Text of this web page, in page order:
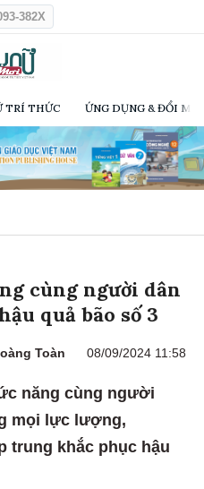
382X
TRÍ THỨC ỨNG DỤNG & ĐỔI
cùng người dân
quả bão số 3
Toàn 08/09/2024 11:58
năng cùng người
mọi lực lượng,
trung khắc phục hậu